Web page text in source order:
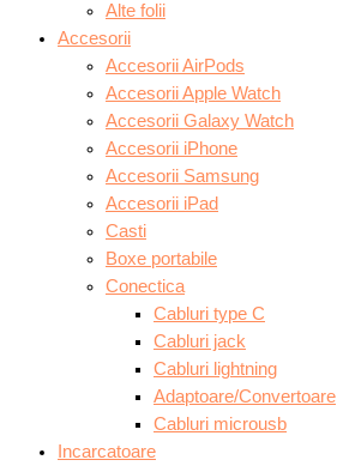
Alte folii
Accesorii
Accesorii AirPods
Accesorii Apple Watch
Accesorii Galaxy Watch
Accesorii iPhone
Accesorii Samsung
Accesorii iPad
Casti
Boxe portabile
Conectica
Cabluri type C
Cabluri jack
Cabluri lightning
Adaptoare/Convertoare
Cabluri microusb
Incarcatoare